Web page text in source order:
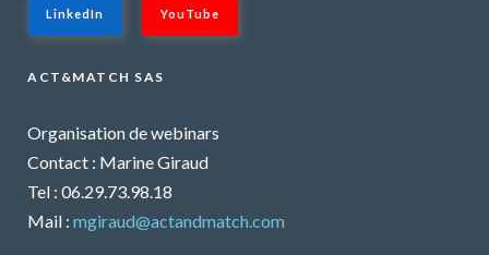
LinkedIn YouTube
ACT&MATCH SAS
Organisation de webinars
Contact : Marine Giraud
Tel : 06.29.73.98.18
Mail : mgiraud@actandmatch.com